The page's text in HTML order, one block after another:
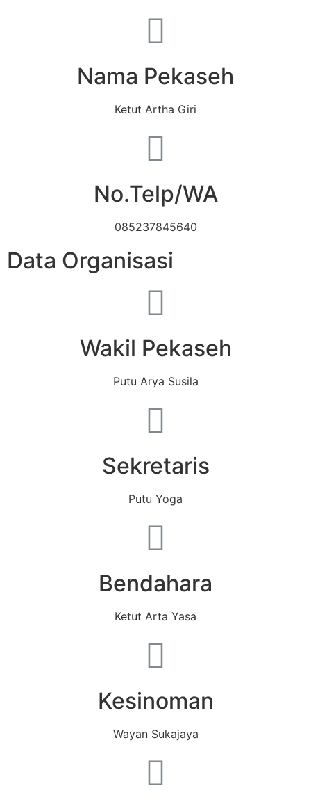
Nama Pekaseh
Ketut Artha Giri
No.Telp/WA
085237845640
Data Organisasi
Wakil Pekaseh
Putu Arya Susila
Sekretaris
Putu Yoga
Bendahara
Ketut Arta Yasa
Kesinoman
Wayan Sukajaya